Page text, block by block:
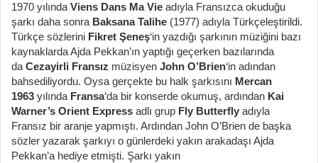
1970 yılında Viens Dans Ma Vie adıyla Fransızca okuduğu
şarkı daha sonra Baksana Talihe (1977) adıyla Türkçeleştirildi.
Türkçe sözlerini Fikret Şeneş‘in yazdığı şarkının müziğini bazı
kaynaklarda Ajda Pekkan’ın yaptığı geçerken bazılarında
da Cezayirli Fransız müzisyen John O’Brien‘in adından
bahsediliyordu. Oysa gerçekte bu halk şarkısını Mercan
1963 yılında Fransa‘da bir konserde okumuş, ardından Kai
Warner’s Orient Express adlı grup Fly Butterfly adıyla
Fransız bir aranje yapmıştı. Ardından John O’Brien de başka
sözler yazarak şarkıyı o günlerdeki yakın arakadaşı Ajda
Pekkan’a hediye etmişti. Şarkı yakın